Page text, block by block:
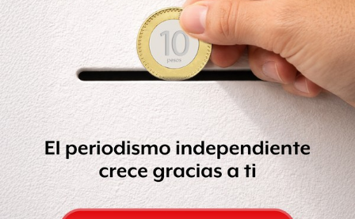
Otro juez federal, en Hawái, había suspendido también
el miércoles, la aplicación del decreto, firmado por
Donald Trump el 6 de marzo, que debía entrar en vigor el
jueves.
“Ese decreto había sido emitido contra una religión
determinada”, expresó en su fundamentación el juez
Derrick Watson.
Trump había afirmado que defendería su orden ejecutiva
hasta donde sea posible.